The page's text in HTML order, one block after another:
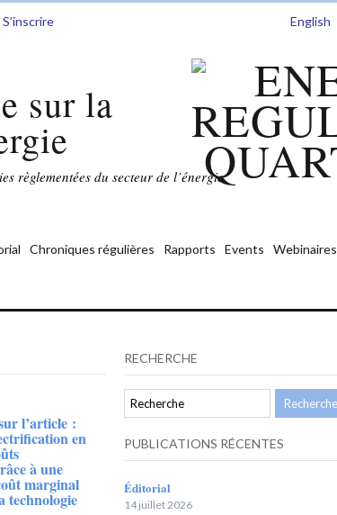
S’inscrire English
sur la
règlementées du secteur de l’énergie.
Chroniques régulières Rapports Events Webinaires
l’article :
en
à une
marginal
technologie
RECHERCHE
PUBLICATIONS RÉCENTES
Éditorial
14 juillet 2026